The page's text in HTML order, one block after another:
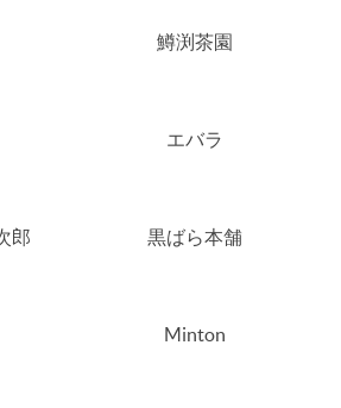
鱒渕茶園
エバラ
郎 黒ばら本舗
Minton